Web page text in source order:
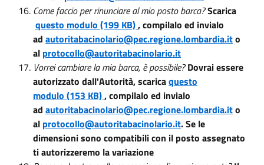
Come faccio per rinunciare al mio posto barca?Scarica
questo modulo (199 KB), compilalo ed invialo
ad autoritabacinolario@pec.regione.lombardia.ito
al protocollo@autoritabacinolario.it
Vorrei cambiare la mia barca, è possibile? Dovrai essere
autorizzato dall'Autorità, scaricaquesto
modulo (153 KB), compilalo ed invialo
ad autoritabacinolario@pec.regione.lombardia.ito
al protocollo@autoritabacinolario.it. Se le
dimensioni sono compatibili con il posto assegnato
ti autorizzeremo la variazione